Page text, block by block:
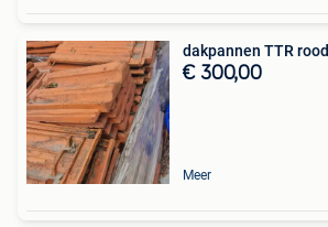
dakpannen TTR rood
€ 300,00
Meer